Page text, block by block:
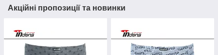
Акційні пропозиції та новинки